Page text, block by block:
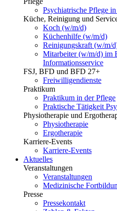
Psychiatrische Pflege
Küche, Reinigung und
Koch (w/m/d)
Küchenhilfe (w/m/d)
Reinigungskraft (w/m/
Mitarbeiter (w/m/d) im
Informationsservice
FSJ, BFD und BFD 27+
Freiwilligendienste
Praktikum
Praktikum in der Pflege
Praktische Tätigkeit
Physiotherapie und
Physiotherapie
Ergotherapie
Karriere-Events
Karriere-Events
Aktuelles
Veranstaltungen
Veranstaltungen
Medizinische
Presse
Pressekontakt